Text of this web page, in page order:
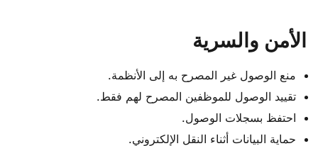
الأمن والسرية
منع الوصول غير المصرح به إلى الأنظمة.
تقييد الوصول للموظفين المصرح لهم فقط.
احتفظ بسجلات الوصول.
حماية البيانات أثناء النقل الإلكتروني.